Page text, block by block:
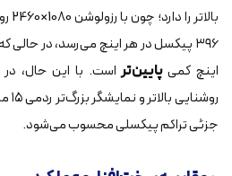
اینچ کمیپایین‌تراست. با این حال، در
جزئی تراکم پیکسلی محسوب می‌شود.